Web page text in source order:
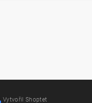
Vytvořil Shoptet